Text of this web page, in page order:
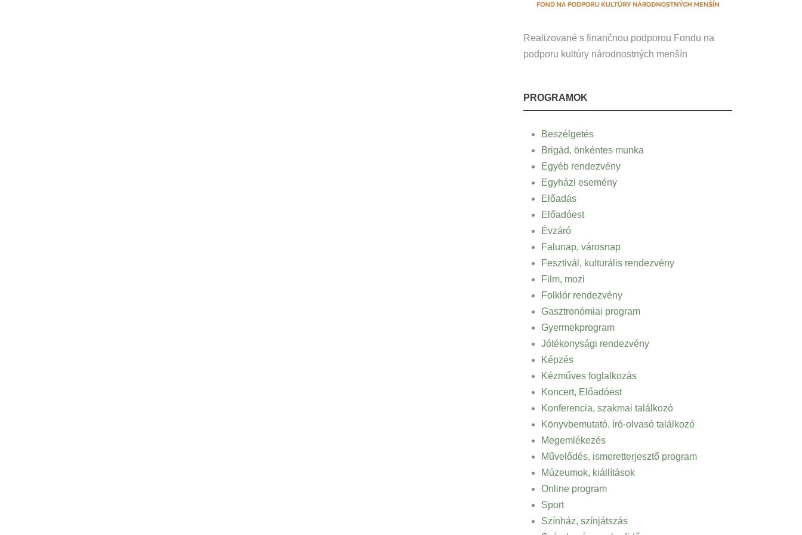
Realizované s finančnou podporou Fondu na
podporu kultúry národnostných menšín
PROGRAMOK
Beszélgetés
Brigád, önkéntes munka
Egyéb rendezvény
Egyházi esemény
Előadás
Előadóest
Évzáró
Falunap, városnap
Fesztivál, kulturális rendezvény
Film, mozi
Folklór rendezvény
Gasztronómiai program
Gyermekprogram
Jótékonysági rendezvény
Képzés
Kézműves foglalkozás
Koncert, Előadóest
Konferencia, szakmai találkozó
Könyvbemutató, író-olvasó találkozó
Megemlékezés
Művelődés, ismeretterjesztő program
Múzeumok, kiállítások
Online program
Sport
Színház, színjátszás